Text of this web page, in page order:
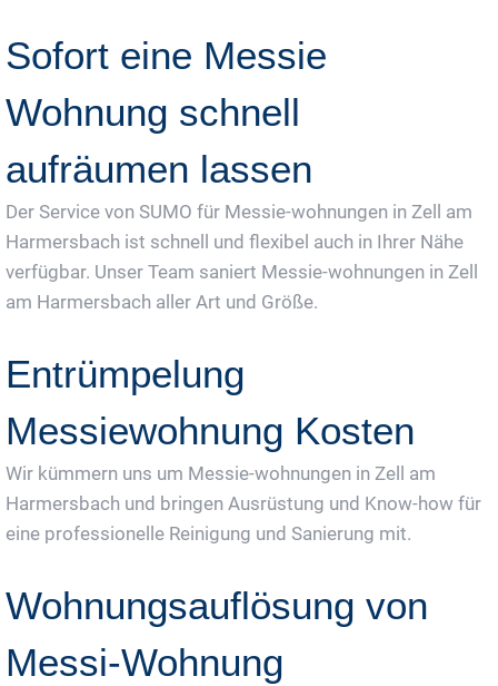
Sofort eine Messie
Wohnung schnell
aufräumen lassen
Der Service von SUMO für Messie-wohnungen in Zell am
Harmersbach ist schnell und flexibel auch in Ihrer Nähe
verfügbar. Unser Team saniert Messie-wohnungen in Zell
am Harmersbach aller Art und Größe.
Entrümpelung
Messiewohnung Kosten
Wir kümmern uns um Messie-wohnungen in Zell am
Harmersbach und bringen Ausrüstung und Know-how für
eine professionelle Reinigung und Sanierung mit.
Wohnungsauflösung von
Messi-Wohnung